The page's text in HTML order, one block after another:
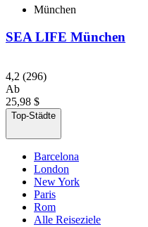
München
SEA LIFE München
4,2 (296)
Ab
25,98 $
Top-Städte
Barcelona
London
New York
Paris
Rom
Alle Reiseziele